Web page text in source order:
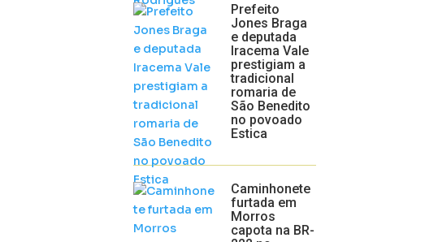
Prefeito
Jones Braga
e deputada
Iracema Vale
prestigiam a
tradicional
romaria de
São Benedito
no povoado
Estica
Caminhonete
furtada em
Morros
capota na BR-